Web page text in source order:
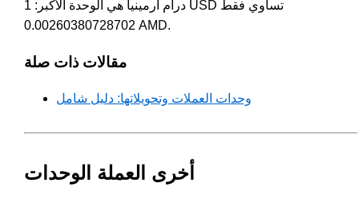
درام أرمينيا هي الوحدة الأكبر: 1 USD تساوي فقط
0.00260380728702 AMD.
مقالات ذات صلة
وحدات العملات وتحويلاتها: دليل شامل
أخرى العملة الوحدات